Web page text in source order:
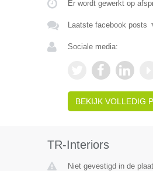
Er wordt gewerkt op
Laatste facebook posts
Sociale media:
BEKIJK VOLLEDIG
TR-Interiors
Niet gevestigd in de